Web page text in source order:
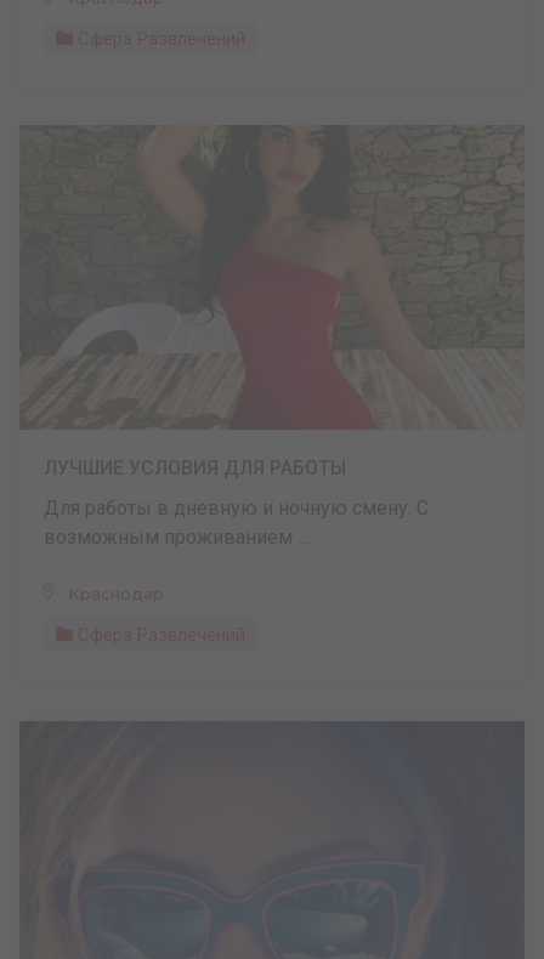
Сфера Развлечений
Для работы в дневную и ночную смену. С
возможным проживанием ...
Краснодар
Сфера Развлечений